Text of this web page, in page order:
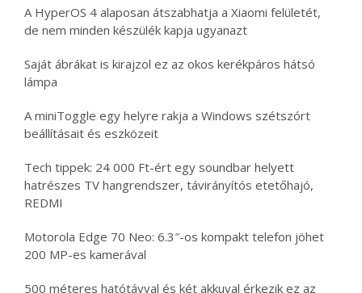
A HyperOS 4 alaposan átszabhatja a Xiaomi felületét,
de nem minden készülék kapja ugyanazt
Saját ábrákat is kirajzol ez az okos kerékpáros hátsó
lámpa
A miniToggle egy helyre rakja a Windows szétszórt
beállításait és eszközeit
Tech tippek: 24 000 Ft-ért egy soundbar helyett
hatrészes TV hangrendszer, távirányítós etetőhajó,
REDMI
Motorola Edge 70 Neo: 6.3″-os kompakt telefon jöhet
200 MP-es kamerával
500 méteres hatótávval és két akkuval érkezik ez az